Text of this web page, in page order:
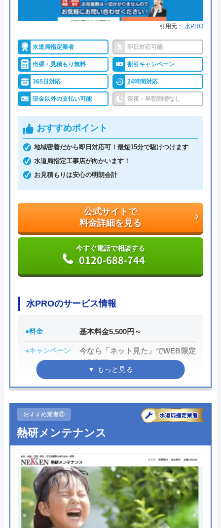
外にも水回りの緊急修理サービスも提供している業
者です。蛇口や洗面台の交換も依頼できるので、修
営業時間は24時間年中無休で、山梨県内全域を対象
エリアとして営業しています。見積もりは無料で実
施しており、依頼時に「ホームページを見た」と伝
えると、1,000円の割引が適用されます。
少しでも費用を抑えたくて、緊急のトラブルでお困
りの方におすすめしたい業者です。
公式サイトで
今すぐ電話で相談する
0120-51-3337
山梨ハウスクリーニングの基本情報
代表者 古屋孝治
創業・設立 昭和54年
本社所在地
〒400-0843
引用元： 水PRO
水道局指定業者 即日対応可能
出張・見積もり無料 割引キャンペーン
365日対応 24時間対応
現金以外の支払い可能 深夜・早朝割増なし
おすすめポイント
地域密着だから即日対応可！最短15分で駆けつけます
水道局指定工事店が向かいます！
お見積もりは安心の明朗会計
公式サイトで
料金詳細を見る
今すぐ電話で相談する
0120-688-744
水PROのサービス情報
●料金 基本料金5,500円～
●キャンペーン
今なら「ネット見た」でWEB限定
特別割引3,000円OFF
●駆けつけ時間 最短15分
24時間
●定休日
●出張見積もり 見積り・出張費無料
●支払い方法
現金払い、銀行振込、後日集金、
クレジットカード
●累計実績 ―
●保証・保険 ―
おすすめ業者⑧
熱研メンテナンス